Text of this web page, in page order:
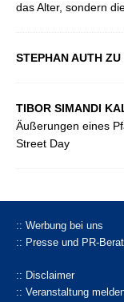
das Alter, sondern
STEPHAN AUTH ZU
TIBOR SIMANDI
Äußerungen eines
Street Day
:: Werbung bei uns
:: Presse und PR-
:: Disclaimer
:: Veranstaltung